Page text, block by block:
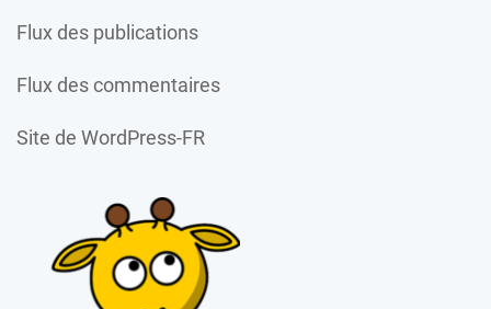
Flux des publications
Flux des commentaires
Site de WordPress-FR